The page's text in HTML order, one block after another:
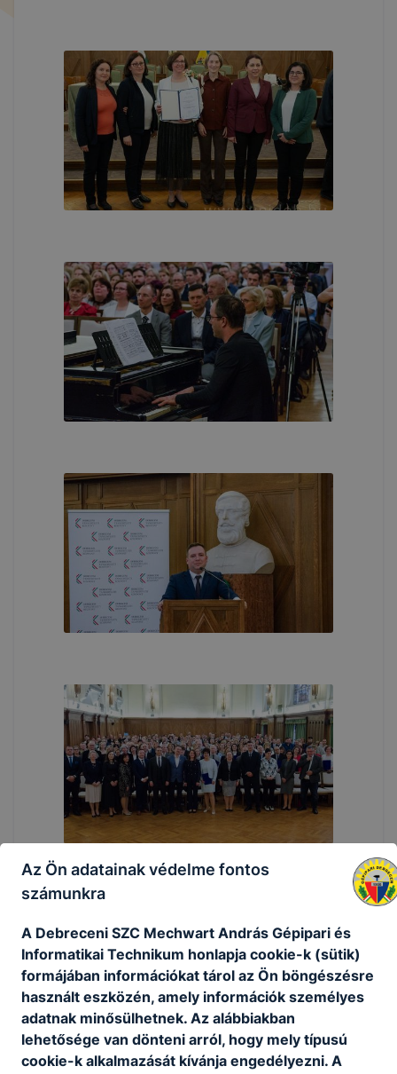
Az Ön adatainak védelme fontos
számunkra
A Debreceni SZC Mechwart András Gépipari és
Informatikai Technikum honlapja cookie-k (sütik)
formájában információkat tárol az Ön böngészésre
használt eszközén, amely információk személyes
adatnak minősülhetnek. Az alábbiakban
lehetősége van dönteni arról, hogy mely típusú
cookie-k alkalmazását kívánja engedélyezni. A